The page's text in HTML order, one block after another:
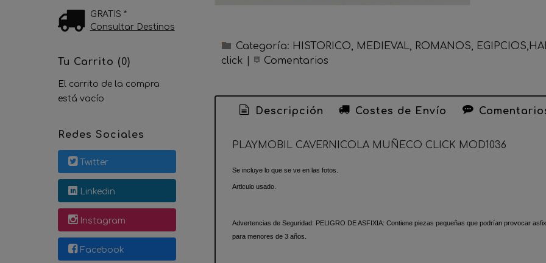
GRATIS *
Consultar Destinos
Tu Carrito (0)
El carrito de la compra
está vacío
Redes Sociales
Twitter
Linkedin
Instagram
Facebook
Categoría: HISTORICO, MEDIEVAL, ROMANOS,
click
Comentarios
Descripción Costes de Envío
PLAYMOBIL CAVERNICOLA MUÑECO CLICK MOD1036
Se incluye lo que se ve en las fotos.
Articulo usado.
Advertencias de Seguridad: PELIGRO DE ASFIXIA: Contiene piezas pequeñas que podrían provocar
para menores de 3 años.